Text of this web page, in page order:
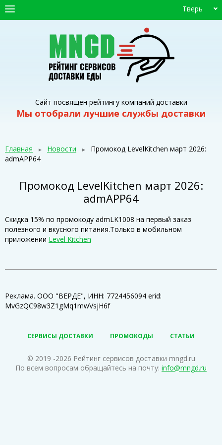
Сайт посвящен рейтингу компаний доставки
Мы отобрали лучшие службы доставки
СЕРВИСЫ ДОСТАВКИ
ПРОМОКОДЫ
СТАТЬИ
Главная Новости
Промокод LevelKitchen март 2026:
admAPP64
Промокод LevelKitchen март 2026:
admAPP64
Скидка 15% по промокоду admLK1008 на первый заказ
полезного и вкусного питания.Только в мобильном
приложении Level Kitchen
Реклама. ООО "ВЕРДЕ", ИНН: 7724456094 erid:
MvGzQC98w3Z1gMq1mwVsjH6f
СЕРВИСЫ ДОСТАВКИ ПРОМОКОДЫ СТАТЬИ
© 2019 -2026 Рейтинг сервисов доставки mngd.ru
По всем вопросам обращайтесь на почту: info@mngd.ru
Тверь